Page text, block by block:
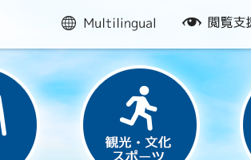
multilingual
閲
援